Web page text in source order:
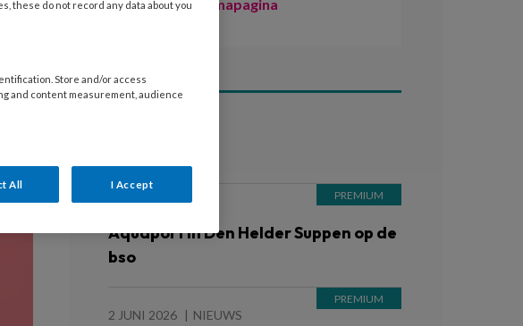
Naar de themapagina
Aquaport in Den Helder Suppen op de
bso
2 JUNI 2026 NIEUWS
these do not record any data about you
Store and/or access
and content measurement, audience
All I Accept